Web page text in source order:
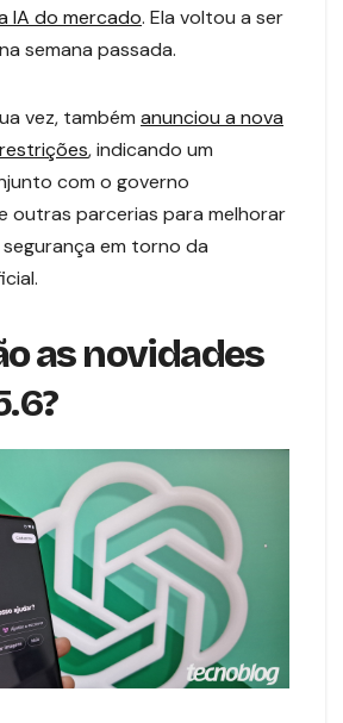
IA do mercado. Ela voltou a ser
semana passada.
vez, também anunciou a nova
, indicando um
com o governo
outras parcerias para melhorar
em torno da
as novidades
?